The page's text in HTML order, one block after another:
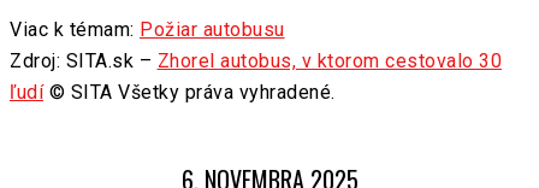
Viac k témam: Požiar autobusu
Zdroj: SITA.sk – Zhorel autobus, v ktorom cestovalo 30
ľudí© SITA Všetky práva vyhradené.
6. NOVEMBRA 2025